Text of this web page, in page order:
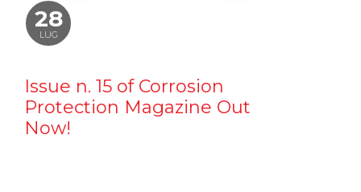
28
LUG
Issue n. 15 of Corrosion
Protection Magazine Out
Now!